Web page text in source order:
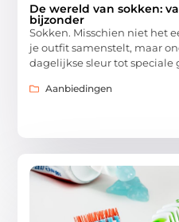
De wereld van sokken:
bijzonder
Sokken. Misschien niet het
je outfit samenstelt, maar
dagelijkse sleur tot speciale
Aanbiedingen